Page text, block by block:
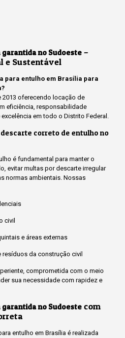
no Sudoeste –
e Sustentável
para entulho em Brasília para
2013 oferecendo locação de
eficiência, responsabilidade
em todo o Distrito Federal.
correto de entulho no
é fundamental para manter o
evitar multas por descarte irregular
normas ambientais. Nossas
civil
e áreas externas
da construção civil
comprometida com o meio
sua necessidade com rapidez e
no Sudoeste com
entulho em Brasília é realizada